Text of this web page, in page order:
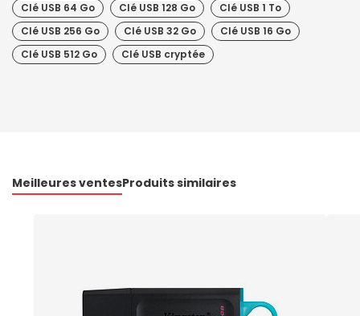
Clé USB 64 Go Clé USB 128 Go
Clé USB 1 To
Clé USB 256 Go
Clé USB 32 Go
Clé USB 16 Go
Clé USB 512 Go
Clé USB cryptée
Meilleures ventesProduits similaires